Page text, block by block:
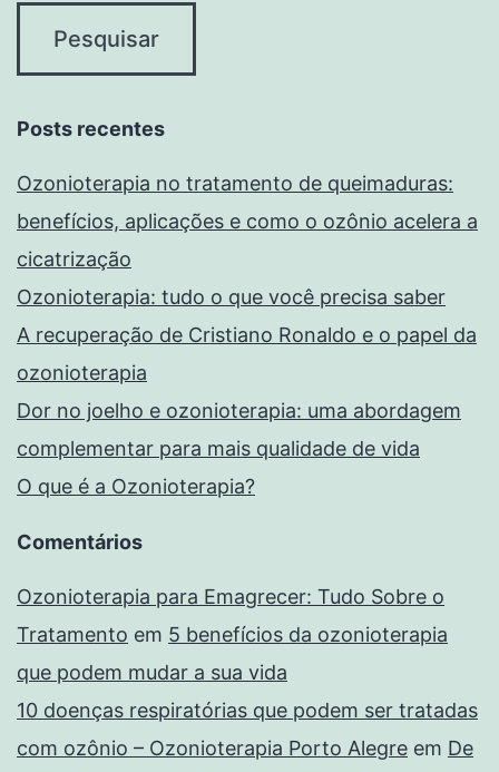
Posts recentes
Ozonioterapia no tratamento de queimaduras:
benefícios, aplicações e como o ozônio acelera a
cicatrização
Ozonioterapia: tudo o que você precisa saber
A recuperação de Cristiano Ronaldo e o papel da
ozonioterapia
Dor no joelho e ozonioterapia: uma abordagem
complementar para mais qualidade de vida
O que é a Ozonioterapia?
Comentários
Ozonioterapia para Emagrecer: Tudo Sobre o
Tratamento em 5 benefícios da ozonioterapia
que podem mudar a sua vida
10 doenças respiratórias que podem ser tratadas
com ozônio – Ozonioterapia Porto Alegre em De